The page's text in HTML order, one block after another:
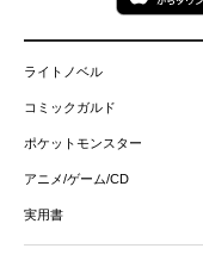
ライトノベル
コミックガルド
ポケットモンスター
アニメ/ゲーム/CD
実用書